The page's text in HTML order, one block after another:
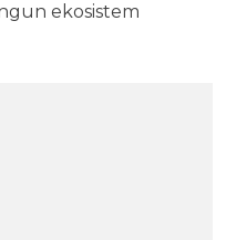
ekosistem